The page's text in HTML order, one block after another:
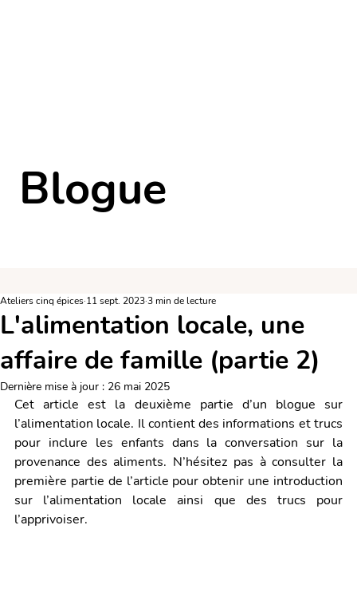
L'alimentation locale, une
affaire de famille (partie 2)
Ateliers cinq épices 11 sept. 20233 min de lecture
Dernière mise à jour : 26 mai 2025
Cet article est la deuxième partie d’un blogue sur
l’alimentation locale. Il contient des informations et trucs
pour inclure les enfants dans la conversation sur la
provenance des aliments. N’hésitez pas à consulter la
première partie de l’article pour obtenir une introduction
sur l’alimentation locale ainsi que des trucs pour
l’apprivoiser.
Blogue